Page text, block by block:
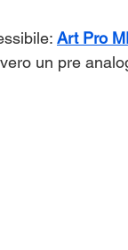
Art Pro
un pre